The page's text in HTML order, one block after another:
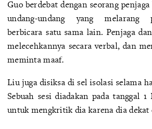
Guo berdebat dengan seorang
undang-undang yang
berbicara satu sama lain. Penjaga
melecehkannya secara verbal, dan
meminta maaf.
Liu juga disiksa di sel isolasi selama
Sebuah sesi diadakan pada tanggal 1
untuk mengkritik dia karena dia dekat